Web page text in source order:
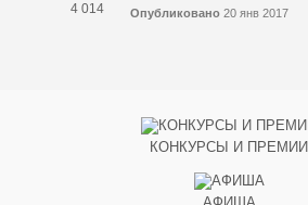
4 014 Опубликовано 20 янв 2017
КОНКУРСЫ И ПРЕМИИ